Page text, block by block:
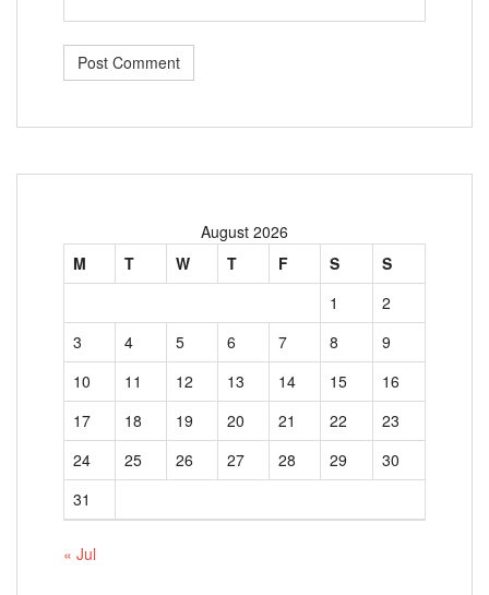
August 2026
M
T W T F S
S
1
2
3
4 5 6 7 8
9
10
11 12 13 14 15
16
17
18 19 20 21 22
23
24
25 26 27 28 29
30
31
« Jul